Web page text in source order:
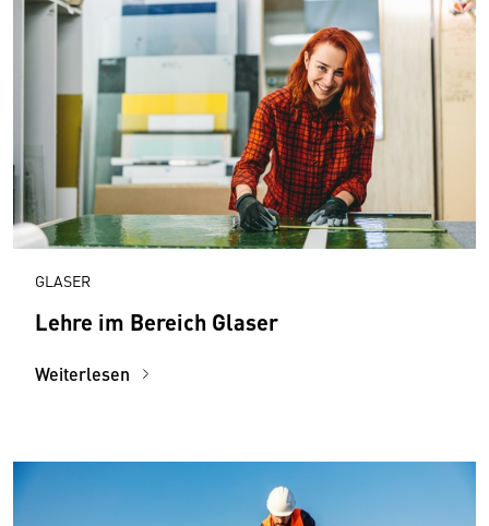
GLASER
Lehre im Bereich Glaser
Weiterlesen